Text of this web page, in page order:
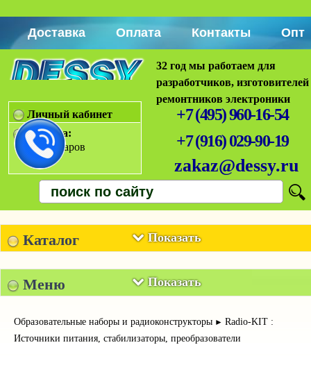
Доставка Оплата Контакты Опт
32 год мы работаем для
разработчиков,
ремонтников электроники
+7 (495) 960-16-54
+7 (916) 029-90-19
zakaz@dessy.ru
Личный кабинет
Корзина:
Нет товаров
Показать
Каталог
Показать
Меню
Образовательные наборы и радиоконструкторы ► Radio-KIT :
Источники питания, стабилизаторы, преобразователи